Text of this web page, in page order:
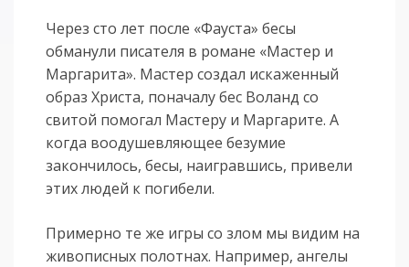
Через сто лет после «Фауста» бесы
обманули писателя в романе «Мастер и
Маргарита». Мастер создал искаженный
образ Христа, поначалу бес Воланд со
свитой помогал Мастеру и Маргарите. А
когда воодушевляющее безумие
закончилось, бесы, наигравшись, привели
этих людей к погибели.
Примерно те же игры со злом мы видим на
живописных полотнах. Например, ангелы